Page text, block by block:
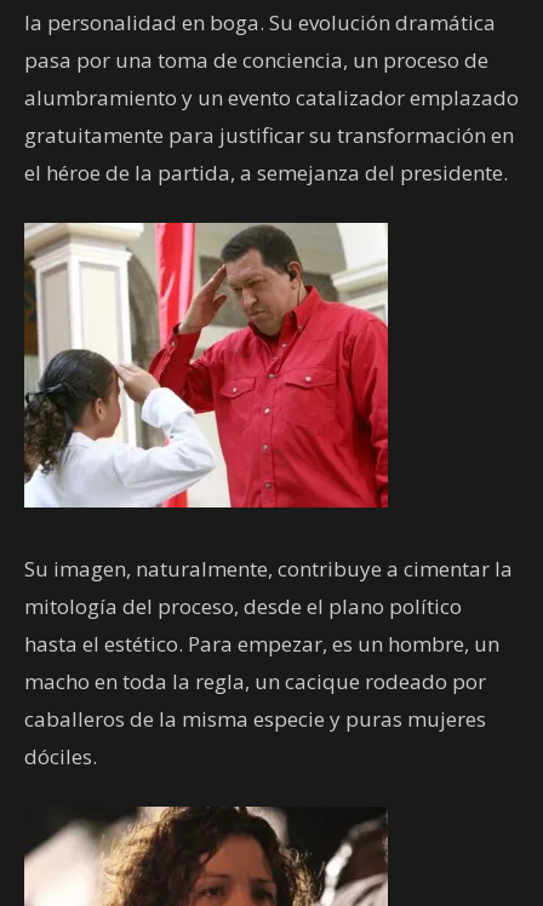
la personalidad en boga. Su evolución dramática
pasa por una toma de conciencia, un proceso de
alumbramiento y un evento catalizador emplazado
gratuitamente para justificar su transformación en
el héroe de la partida, a semejanza del presidente.
Su imagen, naturalmente, contribuye a cimentar la
mitología del proceso, desde el plano político
hasta el estético. Para empezar, es un hombre, un
macho en toda la regla, un cacique rodeado por
caballeros de la misma especie y puras mujeres
dóciles.